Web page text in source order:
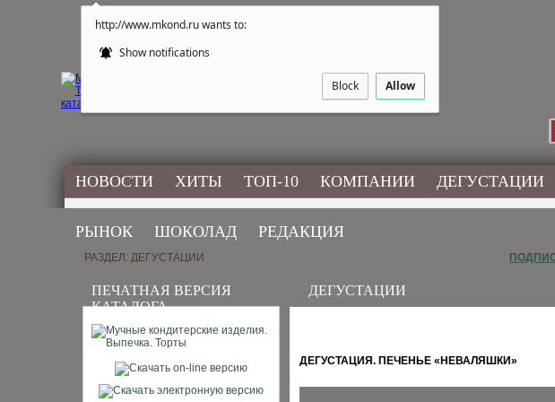
http://www.mkond.ru wants to:
Show notifications
Block Allow
НОВОСТИ ХИТЫ ТОП-10 КОМПАНИИ ДЕГУСТАЦИИ
РЫНОК ШОКОЛАД РЕДАКЦИЯ
ПЕЧАТНАЯ ВЕРСИЯ
КАТАЛОГА
РАЗДЕЛ: ДЕГУСТАЦИИ
ДЕГУСТАЦИИ
ДЕГУСТАЦИЯ. ПЕЧЕНЬЕ «НЕВАЛЯШКИ»